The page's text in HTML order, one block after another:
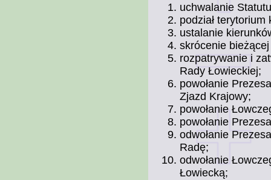
uchwalanie
podział
ustalanie
skrócenie
rozpatrywanie i
Rady Łowieckiej;
powołanie
Zjazd Krajowy;
powołanie
powołanie
odwołanie
Radę;
odwołanie
Łowiecką;